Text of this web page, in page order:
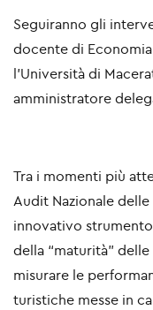
Seguiranno gli
docente di
l’Università di
amministratore
Tra i momenti più
Audit Nazionale
innovativo
della “maturità”
misurare le
turistiche messe in